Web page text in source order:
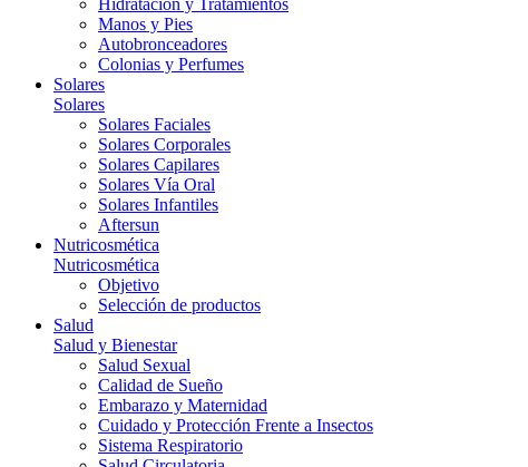
Manos y Pies
Autobronceadores
Colonias y Perfumes
Solares
Solares
Solares Faciales
Solares Corporales
Solares Capilares
Solares Vía Oral
Solares Infantiles
Aftersun
Nutricosmética
Nutricosmética
Objetivo
Selección de productos
Salud
Salud y Bienestar
Salud Sexual
Calidad de Sueño
Embarazo y Maternidad
Cuidado y Protección Frente a Insectos
Sistema Respiratorio